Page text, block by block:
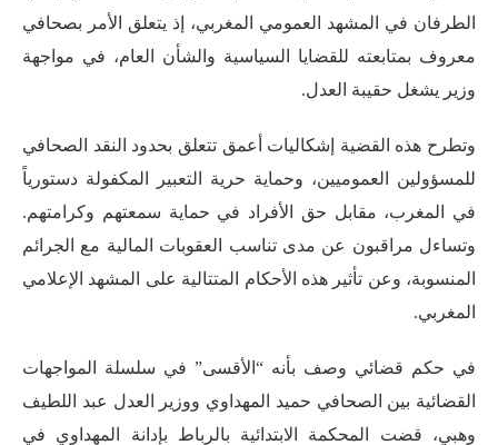
الطرفان في المشهد العمومي المغربي، إذ يتعلق الأمر بصحافي
معروف بمتابعته للقضايا السياسية والشأن العام، في مواجهة
وزير يشغل حقيبة العدل.
وتطرح هذه القضية إشكاليات أعمق تتعلق بحدود النقد الصحافي
للمسؤولين العموميين، وحماية حرية التعبير المكفولة دستورياً
في المغرب، مقابل حق الأفراد في حماية سمعتهم وكرامتهم.
وتساءل مراقبون عن مدى تناسب العقوبات المالية مع الجرائم
المنسوبة، وعن تأثير هذه الأحكام المتتالية على المشهد الإعلامي
المغربي.
في حكم قضائي وصف بأنه “الأقسى” في سلسلة المواجهات
القضائية بين الصحافي حميد المهداوي ووزير العدل عبد اللطيف
وهبي، قضت المحكمة الابتدائية بالرباط بإدانة المهداوي في